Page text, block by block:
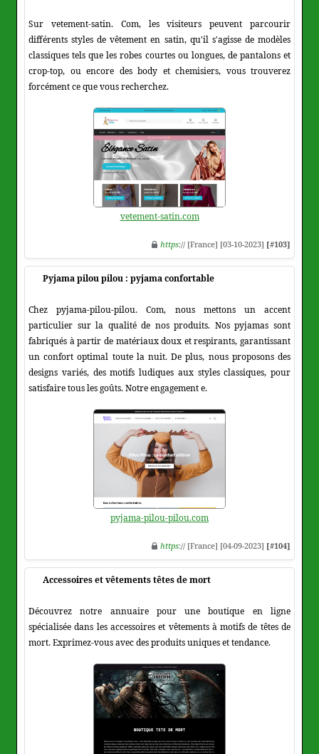
Sur vetement-satin. Com, les visiteurs peuvent parcourir
différents styles de vêtement en satin, qu'il s'agisse de modèles
classiques tels que les robes courtes ou longues, de pantalons et
crop-top, ou encore des body et chemisiers, vous trouverez
forcément ce que vous recherchez.
vetement-satin.com
https:// [France] [03-10-2023] [#103]
Pyjama pilou pilou : pyjama confortable
Chez pyjama-pilou-pilou. Com, nous mettons un accent
particulier sur la qualité de nos produits. Nos pyjamas sont
fabriqués à partir de matériaux doux et respirants, garantissant
un confort optimal toute la nuit. De plus, nous proposons des
designs variés, des motifs ludiques aux styles classiques, pour
satisfaire tous les goûts. Notre engagement e.
pyjama-pilou-pilou.com
https:// [France] [04-09-2023] [#104]
Accessoires et vêtements têtes de mort
Découvrez notre annuaire pour une boutique en ligne
spécialisée dans les accessoires et vêtements à motifs de têtes de
mort. Exprimez-vous avec des produits uniques et tendance.